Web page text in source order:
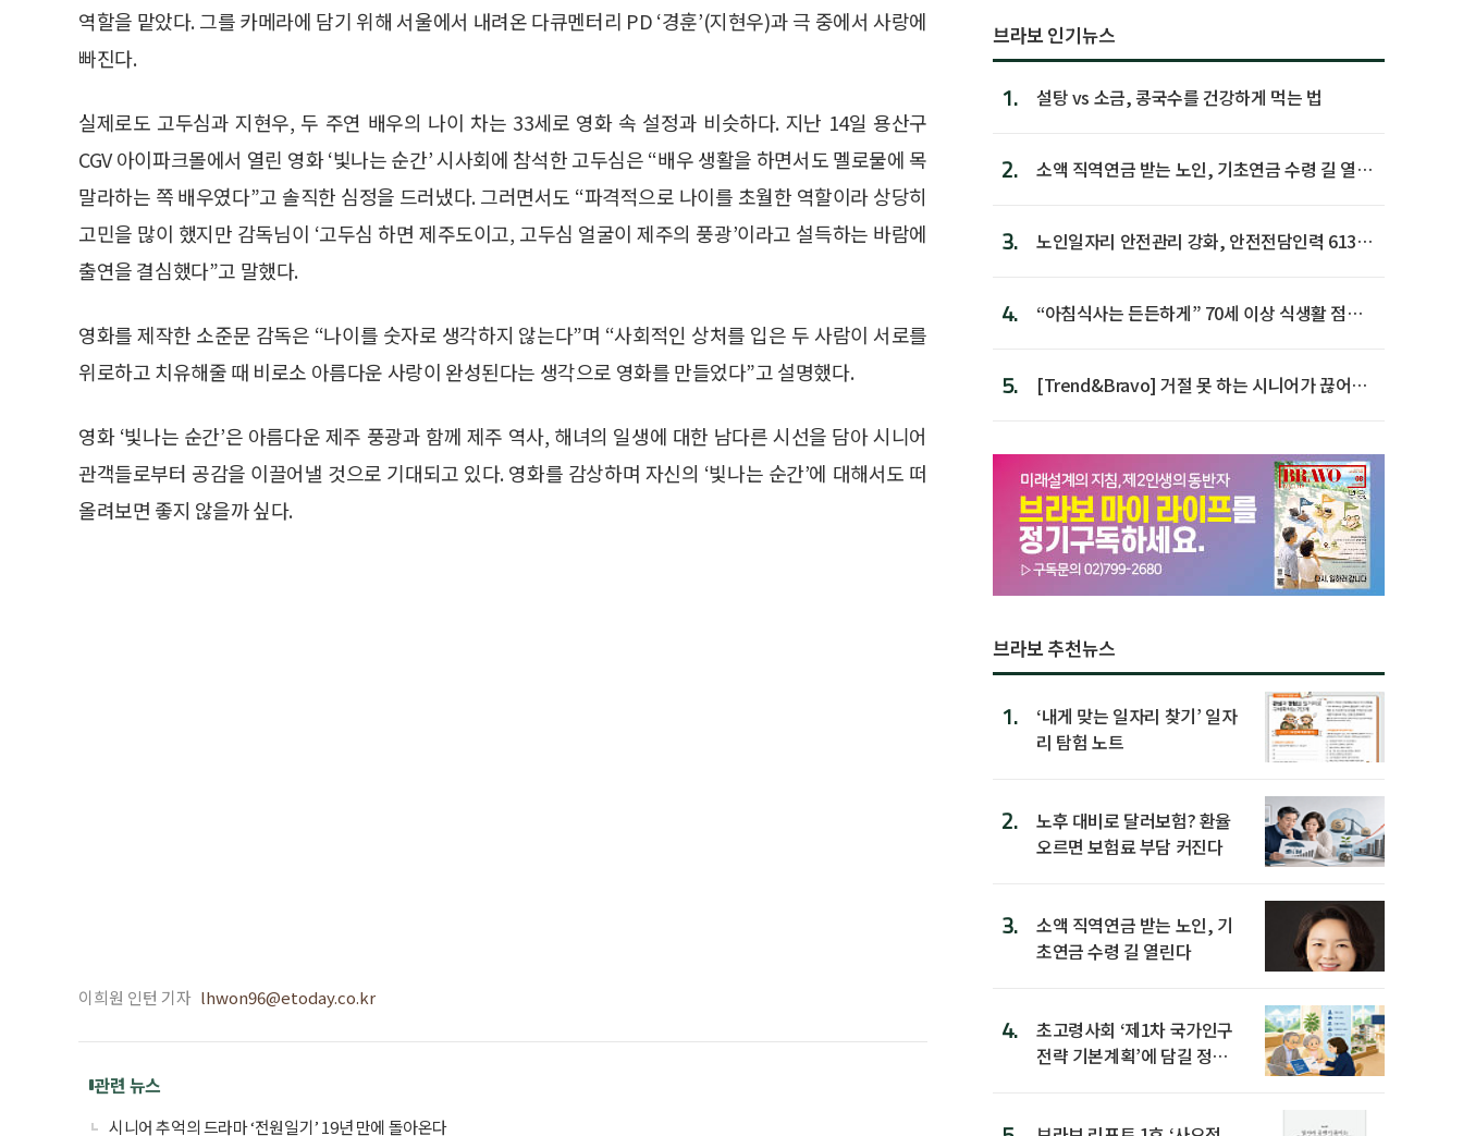
역할을 맡았다. 그를 카메라에 담기 위해 서울에서 내려온 다큐멘터리 PD ‘경훈’(지현우)과 극 중에서 사랑에
빠진다.
실제로도 고두심과 지현우, 두 주연 배우의 나이 차는 33세로 영화 속 설정과 비슷하다. 지난 14일 용산구
CGV 아이파크몰에서 열린 영화 ‘빛나는 순간’ 시사회에 참석한 고두심은 “배우 생활을 하면서도 멜로물에 목
말라하는 쪽 배우였다”고 솔직한 심정을 드러냈다. 그러면서도 “파격적으로 나이를 초월한 역할이라 상당히
고민을 많이 했지만 감독님이 ‘고두심 하면 제주도이고, 고두심 얼굴이 제주의 풍광’이라고 설득하는 바람에
출연을 결심했다”고 말했다.
영화를 제작한 소준문 감독은 “나이를 숫자로 생각하지 않는다”며 “사회적인 상처를 입은 두 사람이 서로를
위로하고 치유해줄 때 비로소 아름다운 사랑이 완성된다는 생각으로 영화를 만들었다”고 설명했다.
영화 ‘빛나는 순간’은 아름다운 제주 풍광과 함께 제주 역사, 해녀의 일생에 대한 남다른 시선을 담아 시니어
관객들로부터 공감을 이끌어낼 것으로 기대되고 있다. 영화를 감상하며 자신의 ‘빛나는 순간’에 대해서도 떠
올려보면 좋지 않을까 싶다.
이희원 인턴 기자 lhwon96@etoday.co.kr
관련 뉴스
시니어 추억의 드라마 ‘전원일기’ 19년 만에 돌아온다
브라보 인기뉴스
1. 설탕 vs 소금, 콩국수를 건강하게 먹는 법
2.
소액 직역연금 받는 노인, 기초연금 수령 길 열린
3.
노인일자리 안전관리 강화, 안전전담인력 613명
4.
“아침식사는 든든하게” 70세 이상 식생활 점수
5.
[Trend&Bravo] 거절 못 하는 시니어가 끊어야
브라보 추천뉴스
1.
‘내게 맞는 일자리 찾기’ 일자
리 탐험 노트
2.
노후 대비로 달러보험? 환율
오르면 보험료 부담 커진다
3.
소액 직역연금 받는 노인, 기
초연금 수령 길 열린다
4.
초고령사회 ‘제1차 국가인구
전략 기본계획’에 담길 정책